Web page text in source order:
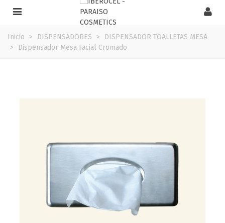
Inicio > DISPENSADORES >
DISPENSADOR TOALLETAS MESA
>
Dispensador Mesa Facial Cromado